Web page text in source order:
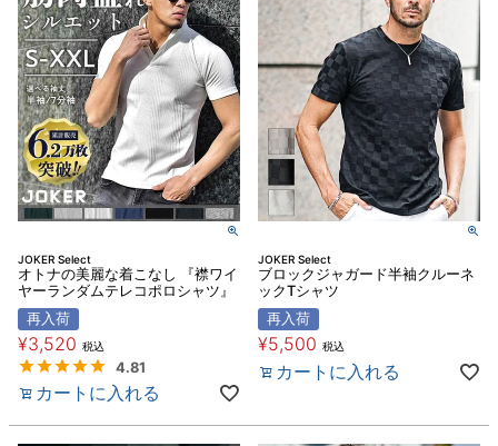
JOKER Select
オトナの美麗な着こなし 『襟ワイ
ヤーランダムテレコポロシャツ』
再入荷
¥3,520 税込
4.81
カートに入れる
JOKER Select
ブロックジャガード半袖クルーネ
ックTシャツ
再入荷
¥5,500 税込
カートに入れる